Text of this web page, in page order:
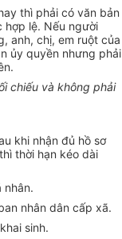
thì phải có văn bản
lệ. Nếu người
anh, chị, em ruột của
ủy quyền nhưng phải
chiếu và không phải
khi nhận đủ hồ sơ
thời hạn kéo dài
nhân.
nhân dân cấp xã.
sinh.